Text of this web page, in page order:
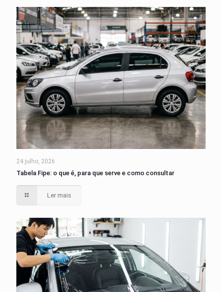
24 julho, 2026
Tabela Fipe: o que é, para que serve e como consultar
Ler mais